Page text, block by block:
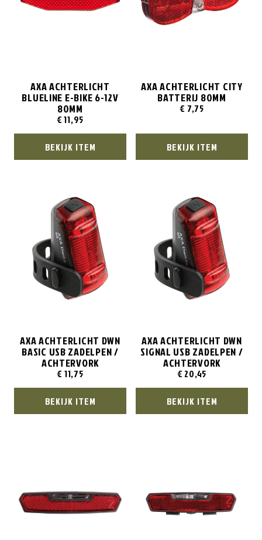
AXA ACHTERLICHT
BLUELINE E-BIKE 6-12V
80MM
€11,95
BEKIJK ITEM
AXA ACHTERLICHT CITY
BATTERIJ 80MM
€ 7,75
BEKIJK ITEM
AXA ACHTERLICHT DWN
BASIC USB ZADELPEN /
ACHTERVORK
€ 11,75
BEKIJK ITEM
AXA ACHTERLICHT DWN
SIGNAL USB ZADELPEN /
ACHTERVORK
€ 20,45
BEKIJK ITEM